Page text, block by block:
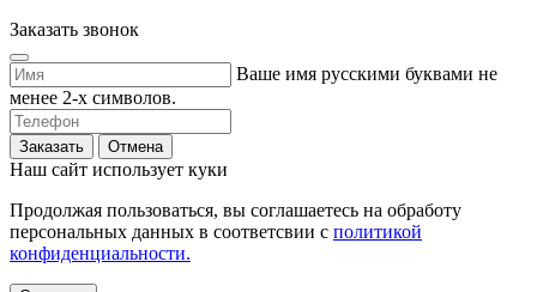
Заказать звонок
Ваше имя русскими буквами не
менее 2-х символов.
Заказать Отмена
Наш сайт использует куки
Продолжая пользоваться, вы соглашаетесь на обработу
персональных данных в соответсвии с политикой
конфиденциальности.